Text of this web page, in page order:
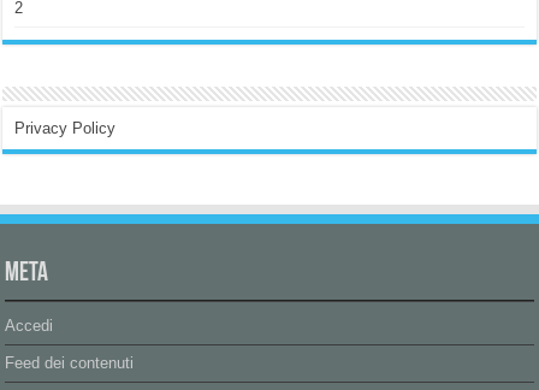
2
Privacy Policy
Meta
Accedi
Feed dei contenuti